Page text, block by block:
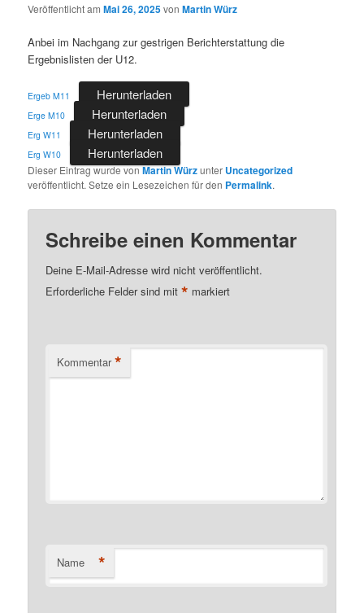
Veröffentlicht amMai 26, 2025vonMartin Würz
Anbei im Nachgang zur gestrigen Berichterstattung die
Ergebnislisten der U12.
Ergeb M11 Herunterladen
Erge M10 Herunterladen
Erg W11 Herunterladen
Erg W10 Herunterladen
Dieser Eintrag wurde vonMartin Würzunter Uncategorized
veröffentlicht. Setze ein Lesezeichen für den Permalink.
Schreibe einen Kommentar
Deine E-Mail-Adresse wird nicht veröffentlicht.
Erforderliche Felder sind mit* markiert
Kommentar *
Name *